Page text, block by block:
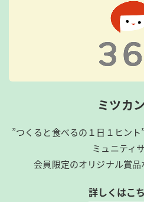
ミツカ
”つくると食べるの１日１ヒン
ミュニティ
会員限定のオリジナル賞品
詳しくはこ